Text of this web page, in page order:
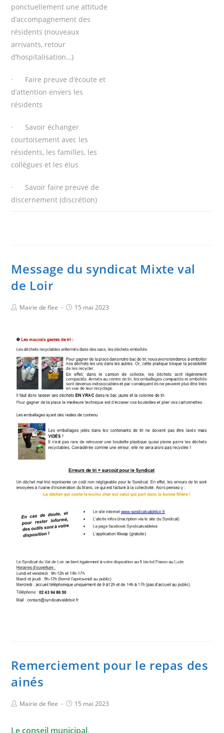
ponctuellement une attitude
d’accompagnement des
résidents (nouveaux
arrivants, retour
d’hospitalisation…)
· Faire preuve d’écoute et
d’attention envers les
résidents
· Savoir échanger
courtoisement avec les
résidents, les familles, les
collègues et les élus
· Savoir faire preuve de
discernement (discrétion)
Message du syndicat Mixte val
de Loir
Mairie de flee 15 mai 2023
Remerciement pour le repas des
ainés
Mairie de flee 15 mai 2023
Le conseil municipal,